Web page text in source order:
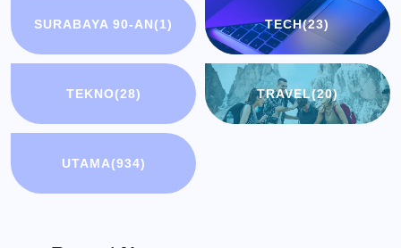
SURABAYA 90-AN(1) TECH(23)
TEKNO(28) TRAVEL(20)
UTAMA(934)